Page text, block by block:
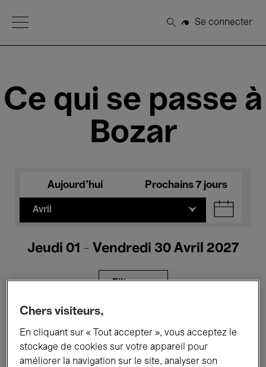
Open Menu
Rechercher
Se connecter
Ce qui se passe à
Bozar
Aujourd'hui Prochains 7 jours
Avril
Jeudi 01 - Vendredi 30 Avril 2027
Filtres
Expositions Films Performances
Chers visiteurs,
En cliquant sur « Tout accepter », vous acceptez le
stockage de cookies sur votre appareil pour
améliorer la navigation sur le site, analyser son